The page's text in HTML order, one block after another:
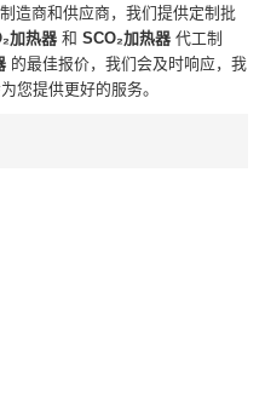
造商和供应商，我们提供定制批
加热器 和SCO₂加热器 代工制
的最佳报价，我们会及时响应，我
您提供更好的服务。